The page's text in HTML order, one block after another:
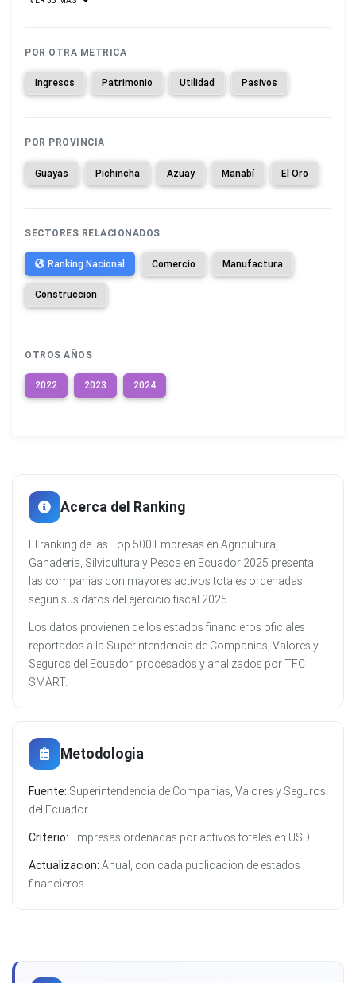
POR OTRA METRICA
Ingresos Patrimonio Utilidad Pasivos
POR PROVINCIA
Guayas Pichincha Azuay Manabí El Oro
SECTORES RELACIONADOS
Ranking Nacional Comercio Manufactura
Construccion
OTROS AÑOS
2022 2023 2024
Acerca del Ranking
El ranking de las Top 500 Empresas en Agricultura,
Ganaderia, Silvicultura y Pesca en Ecuador 2025 presenta
las companias con mayores activos totales ordenadas
segun sus datos del ejercicio fiscal 2025.
Los datos provienen de los estados financieros oficiales
reportados a la Superintendencia de Companias, Valores y
Seguros del Ecuador, procesados y analizados por TFC
SMART.
Metodologia
Fuente: Superintendencia de Companias, Valores y Seguros
del Ecuador.
Criterio: Empresas ordenadas por activos totales en USD.
Actualizacion: Anual, con cada publicacion de estados
financieros.